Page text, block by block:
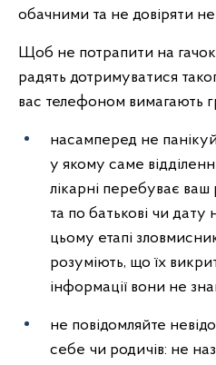
обачними та не довіряти
Щоб не потрапити на гачок
радять дотримуватися
вас телефоном вимагають
насамперед не
у якому саме
лікарні перебуває ваш
та по батькові чи
цьому етапі
розуміють, що їх
інформації вони не
не повідомляйте
себе чи родичів: не